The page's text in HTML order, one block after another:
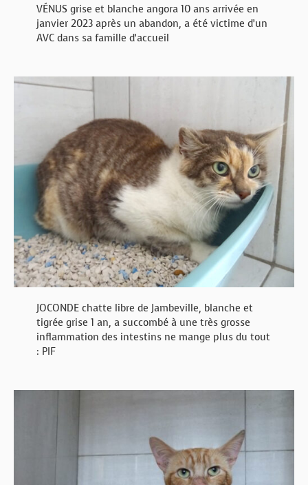
VÉNUS grise et blanche angora 10 ans arrivée en
janvier 2023 après un abandon, a été victime d’un
AVC dans sa famille d’accueil
JOCONDE chatte libre de Jambeville, blanche et
tigrée grise 1 an, a succombé à une très grosse
inflammation des intestins ne mange plus du tout
: PIF